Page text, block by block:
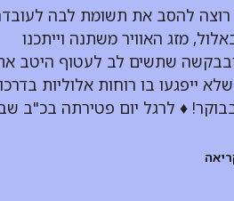
רוצה להסב את תשומת לבה
מזג האוויר משתנה וייתכנו
ובבקשה שתשים לב לעטוף היטב
ייפגעו בו רוחות אלוליות
♦ לרגל יום פטירתה בכ"ב